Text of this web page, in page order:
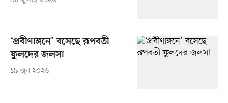
‘প্রবীণাঙ্গনে’ বসেছে রূপবতী
ফুলদের জলসা
১৯ জুন ২০২৬